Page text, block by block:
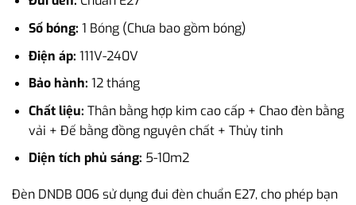
Số bóng: 1 Bóng (Chưa bao gồm bóng)
Điện áp: 111V-240V
Bảo hành: 12 tháng
Chất liệu: Thân bằng hợp kim cao cấp + Chao đèn bằng
vải + Đế bằng đồng nguyên chất + Thủy tinh
Diện tích phủ sáng: 5-10m2
Đèn DNDB 006 sử dụng đui đèn chuẩn E27, cho phép bạn